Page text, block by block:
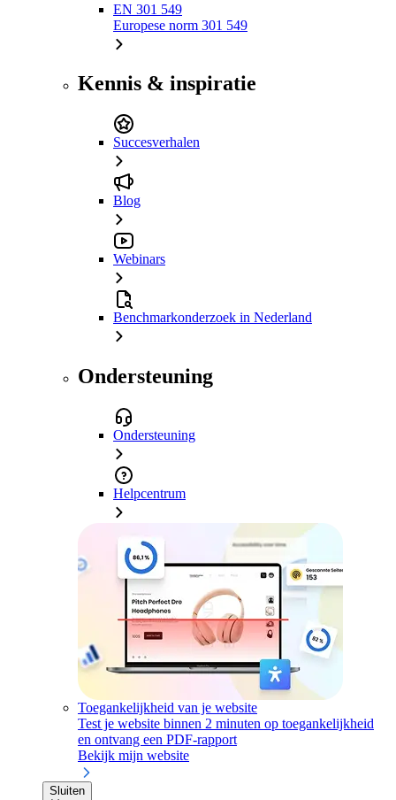
EN 301 549
Europese norm 301 549
Kennis & inspiratie
Succesverhalen
Blog
Webinars
Benchmarkonderzoek in Nederland
Ondersteuning
Ondersteuning
Helpcentrum
Toegankelijkheid van je website
Test je website binnen 2 minuten op toegankelijkheid
en ontvang een PDF-rapport
Bekijk mijn website
Sluiten